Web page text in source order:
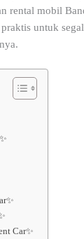
rental mobil
untuk
Car✨